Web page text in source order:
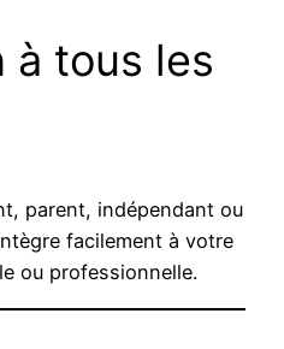
à tous les
parent, indépendant ou
facilement à votre
ou professionnelle.